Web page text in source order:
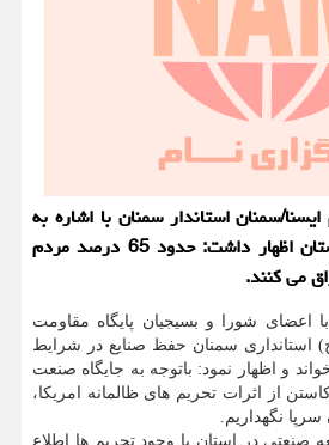
سمنان استاندار سمنان با اشاره به
اهمیت صنعت در این استان اظهار داشت: حدود 65 درصد مردم
می كنند.
اعضای شورا و بسیجیان پایگاه مقاومت
سمنان حفظ صنایع در شرایط
و اظهار نمود: باتوجه به جایگاه صنعت
از اثرات تحریم های ظالمانه امریكا،
نگهداریم.
در استان با وجود تحریم ها اطلاع